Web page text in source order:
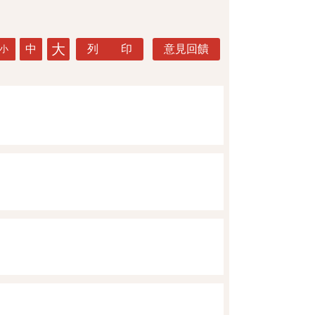
小 中 大 列 印 意見回饋